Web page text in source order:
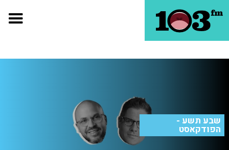
שבע תשע -
הפודקאסט